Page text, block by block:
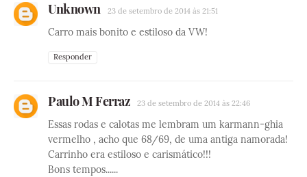
Unknown 23 de setembro de 2014 às 21:51
Carro mais bonito e estiloso da VW!
Responder
Paulo M Ferraz 23 de setembro de 2014 às 22:46
Essas rodas e calotas me lembram um karmann-ghia
vermelho , acho que 68/69, de uma antiga namorada!
Carrinho era estiloso e carismático!!!
Bons tempos......